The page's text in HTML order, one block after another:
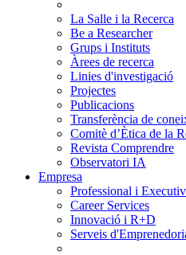
La Salle i la Recerca
Be a Researcher
Grups i Instituts
Àrees de recerca
Linies d'investigació
Projectes
Publicacions
Transferència de
Comitè d’Ètica de la
Revista Comprendre
Observatori IA
Empresa
Professional i
Career Services
Innovació i R+D
Serveis